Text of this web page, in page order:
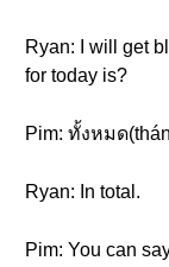
Ryan: I will get
for today is?
Pim: ทั้งหมด
Ryan: In total.
Pim: You can